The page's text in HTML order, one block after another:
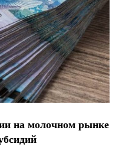
на молочном рынке